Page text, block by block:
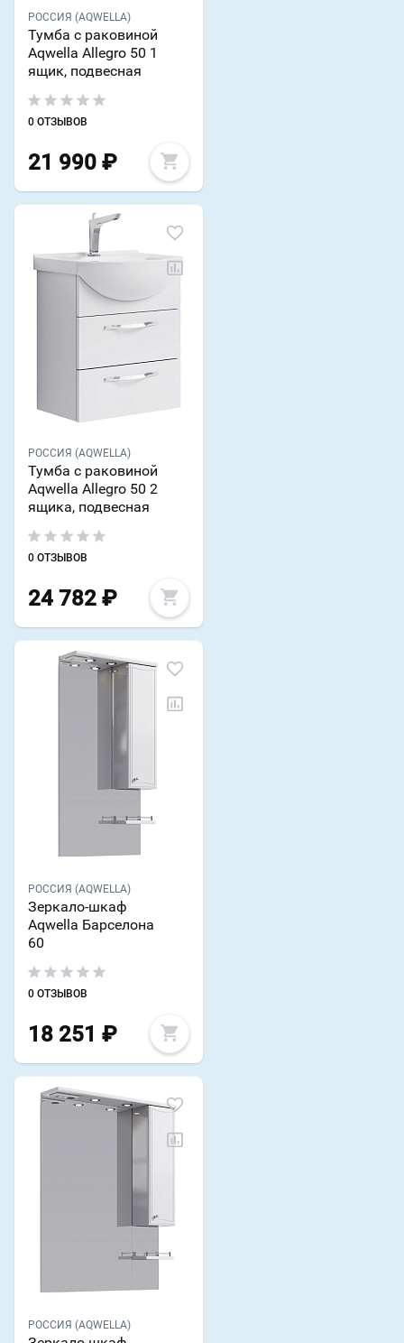
РОССИЯ (AQWELLA)
Тумба с раковиной
Aqwella Allegro 50 1
ящик, подвесная
0 ОТЗЫВОВ
21 990 ₽
РОССИЯ (AQWELLA)
Тумба с раковиной
Aqwella Allegro 50 2
ящика, подвесная
0 ОТЗЫВОВ
24 782 ₽
РОССИЯ (AQWELLA)
Зеркало-шкаф
Aqwella Барселона
60
0 ОТЗЫВОВ
18 251 ₽
РОССИЯ (AQWELLA)